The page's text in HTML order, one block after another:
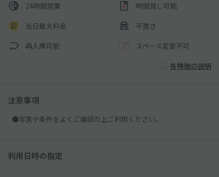
24時間営業 時間貸し可能
当日最大料金 平置き
再入庫可能 スペース変更不可
各特徴の説明
注意事項
●写真や条件をよくご確認の上ご利用ください。
利用日時の指定